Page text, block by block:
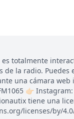
totalmente
de la radio.
una cámara web
👉🏻
tiene una
licenses/by/